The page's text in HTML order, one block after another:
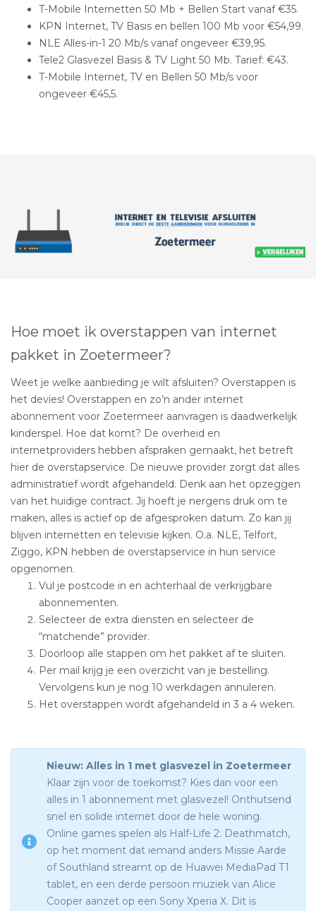
T-Mobile Internetten 50 Mb + Bellen Start vanaf €35.
KPN Internet, TV Basis en bellen 100 Mb voor €54,99.
NLE Alles-in-1 20 Mb/s vanaf ongeveer €39,95.
Tele2 Glasvezel Basis & TV Light 50 Mb. Tarief: €43.
T-Mobile Internet, TV en Bellen 50 Mb/s voor
ongeveer €45,5.
Hoe moet ik overstappen van internet
pakket in Zoetermeer?
Weet je welke aanbieding je wilt afsluiten? Overstappen is
het devies! Overstappen en zo’n ander internet
abonnement voor Zoetermeer aanvragen is daadwerkelijk
kinderspel. Hoe dat komt? De overheid en
internetproviders hebben afspraken gemaakt, het betreft
hier de overstapservice. De nieuwe provider zorgt dat alles
administratief wordt afgehandeld. Denk aan het opzeggen
van het huidige contract. Jij hoeft je nergens druk om te
maken, alles is actief op de afgesproken datum. Zo kan jij
blijven internetten en televisie kijken. O.a. NLE, Telfort,
Ziggo, KPN hebben de overstapservice in hun service
opgenomen.
Vul je postcode in en achterhaal de verkrijgbare
abonnementen.
Selecteer de extra diensten en selecteer de
“matchende” provider.
Doorloop alle stappen om het pakket af te sluiten.
Per mail krijg je een overzicht van je bestelling.
Vervolgens kun je nog 10 werkdagen annuleren.
Het overstappen wordt afgehandeld in 3 a 4 weken.
Nieuw: Alles in 1 met glasvezel in Zoetermeer
Klaar zijn voor de toekomst? Kies dan voor een
alles in 1 abonnement met glasvezel! Onthutsend
snel en solide internet door de hele woning.
Online games spelen als Half-Life 2: Deathmatch,
op het moment dat iemand anders Missie Aarde
of Southland streamt op de Huawei MediaPad T1
tablet, en een derde persoon muziek van Alice
Cooper aanzet op een Sony Xperia X. Dit is